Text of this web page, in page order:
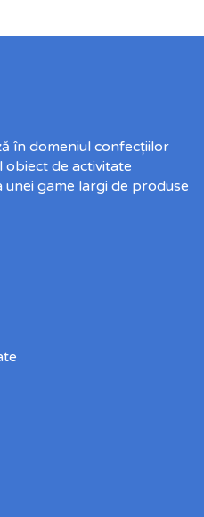
în domeniul confecțiilor
obiect de activitate
game largi de produse